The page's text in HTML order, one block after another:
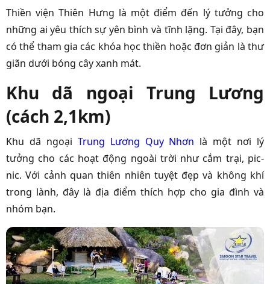
Thiền viện Thiên Hưng là một điểm đến lý tưởng cho
những ai yêu thích sự yên bình và tĩnh lặng. Tại đây, bạn
có thể tham gia các khóa học thiền hoặc đơn giản là thư
giãn dưới bóng cây xanh mát.
Khu dã ngoại Trung Lương
(cách 2,1km)
Khu dã ngoại Trung Lương Quy Nhơn là một nơi lý
tưởng cho các hoạt động ngoài trời như cắm trại, pic-
nic. Với cảnh quan thiên nhiên tuyệt đẹp và không khí
trong lành, đây là địa điểm thích hợp cho gia đình và
nhóm bạn.